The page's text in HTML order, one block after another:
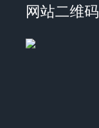
网站二维码